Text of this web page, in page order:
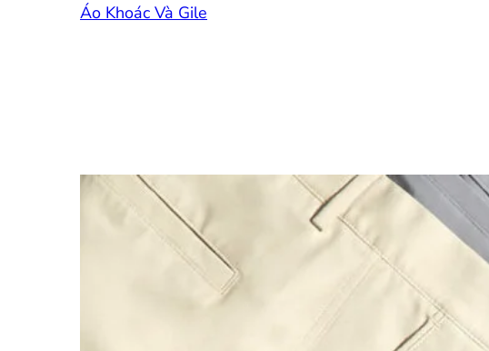
Áo Khoác Và Gile